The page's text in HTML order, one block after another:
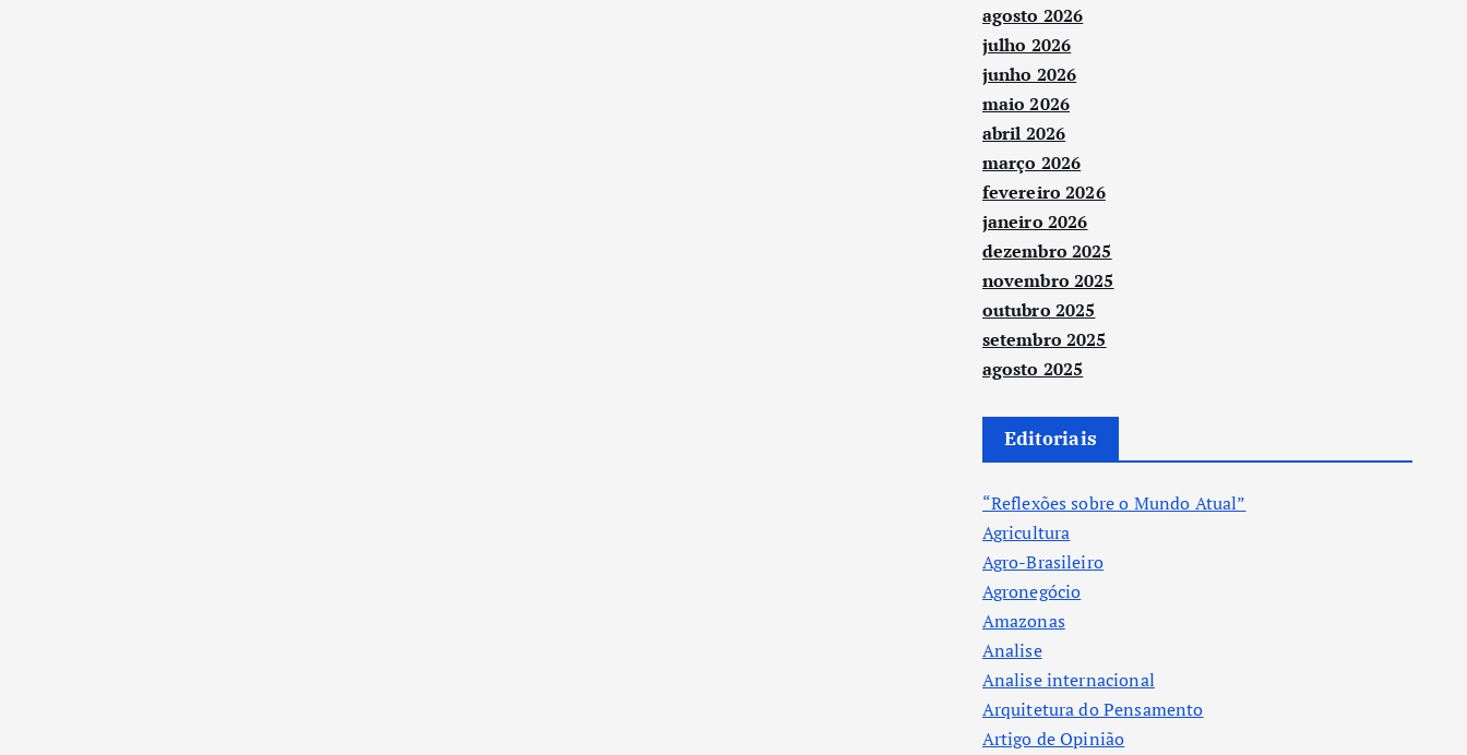
agosto 2026
julho 2026
junho 2026
maio 2026
abril 2026
março 2026
fevereiro 2026
janeiro 2026
dezembro 2025
novembro 2025
outubro 2025
setembro 2025
agosto 2025
Editoriais
“Reflexões sobre o Mundo Atual”
Agricultura
Agro-Brasileiro
Agronegócio
Amazonas
Analise
Analise internacional
Arquitetura do Pensamento
Artigo de Opinião